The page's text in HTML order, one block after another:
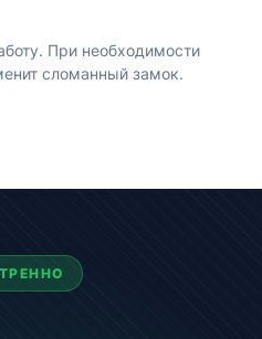
При необходимости
сломанный замок.